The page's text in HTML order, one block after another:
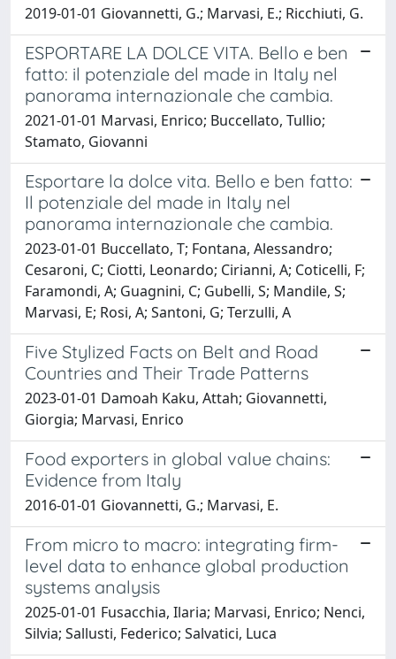
2019-01-01 Giovannetti, G.; Marvasi, E.; Ricchiuti, G.
ESPORTARE LA DOLCE VITA. Bello e ben
fatto: il potenziale del made in Italy nel
panorama internazionale che cambia.
2021-01-01 Marvasi, Enrico; Buccellato, Tullio;
Stamato, Giovanni
Esportare la dolce vita. Bello e ben fatto:
Il potenziale del made in Italy nel
panorama internazionale che cambia.
2023-01-01 Buccellato, T; Fontana, Alessandro;
Cesaroni, C; Ciotti, Leonardo; Cirianni, A; Coticelli, F;
Faramondi, A; Guagnini, C; Gubelli, S; Mandile, S;
Marvasi, E; Rosi, A; Santoni, G; Terzulli, A
Five Stylized Facts on Belt and Road
Countries and Their Trade Patterns
2023-01-01 Damoah Kaku, Attah; Giovannetti,
Giorgia; Marvasi, Enrico
Food exporters in global value chains:
Evidence from Italy
2016-01-01 Giovannetti, G.; Marvasi, E.
From micro to macro: integrating firm-
level data to enhance global production
systems analysis
2025-01-01 Fusacchia, Ilaria; Marvasi, Enrico; Nenci,
Silvia; Sallusti, Federico; Salvatici, Luca